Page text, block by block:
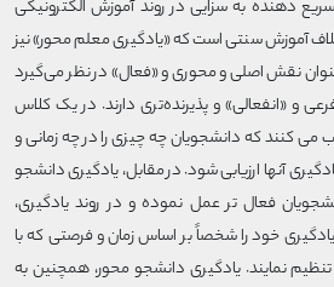
دهنده به سزایی در روند آموزش الکترونیکی
آموزش سنتی است که «یادگیری معلم محور» نیز
نقش اصلی و محوری و «فعال» در نظر می‌گیرد
و «انفعالی» و پذیرنده‌تری دارند. در یک کلاس
می کنند که دانشجویان چه چیزی را در چه زمانی و
آنها ارزیابی شود. در مقابل، یادگیری دانشجو
فعال تر عمل نموده و در روند یادگیری،
خود را شخصاً بر اساس زمان و فرصتی که با
نمایند. یادگیری دانشجو محور، همچنین به